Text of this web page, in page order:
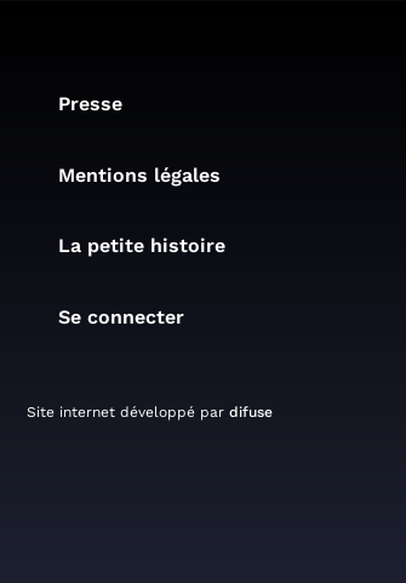
Presse
Mentions légales
La petite histoire
Se connecter
Site internet développé par difuse